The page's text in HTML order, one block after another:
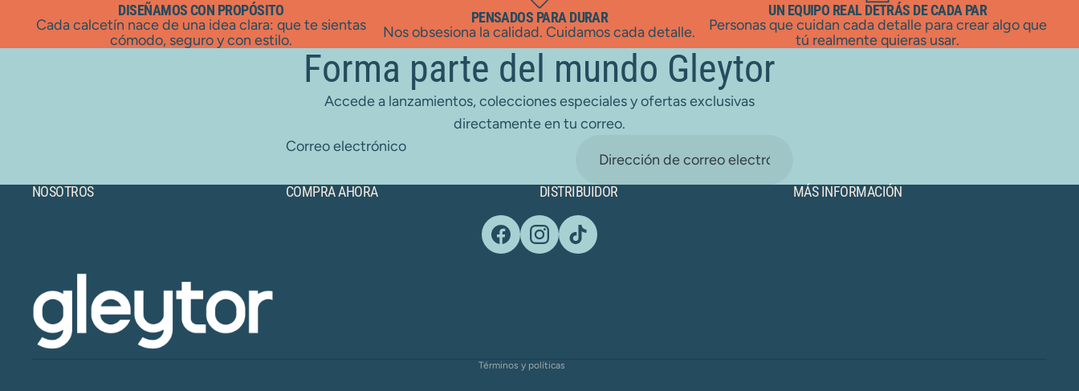
DISEÑAMOS CON PROPÓSITO
Cada calcetín nace de una idea clara: que te sientas
cómodo, seguro y con estilo.
PENSADOS PARA DURAR
Nos obsesiona la calidad. Cuidamos cada detalle.
UN EQUIPO REAL DETRÁS DE CADA PAR
Personas que cuidan cada detalle para crear algo que
tú realmente quieras usar.
Forma parte del mundo Gleytor
Accede a lanzamientos, colecciones especiales y ofertas exclusivas
directamente en tu correo.
Correo electrónico
NOSOTROS COMPRA AHORA DISTRIBUIDOR MÁS INFORMACIÓN
Términos y políticas